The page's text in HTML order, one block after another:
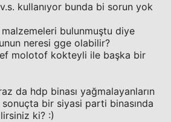
kullanıyor bunda bi sorun yok
bulunmuştu diye
neresi gge olabilir?
molotof kokteyli ile başka bir
da hdp binası yağmalayanların
bir siyasi parti binasında
ki? :)